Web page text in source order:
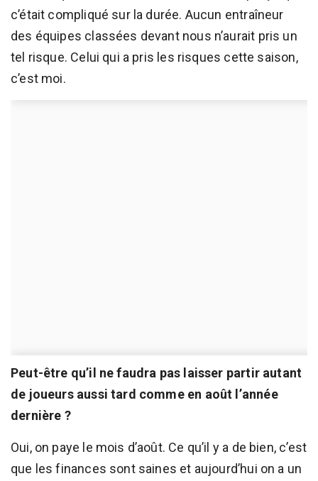
c’était compliqué sur la durée. Aucun entraîneur
des équipes classées devant nous n’aurait pris un
tel risque. Celui qui a pris les risques cette saison,
c’est moi.
Peut-être qu’il ne faudra pas laisser partir autant
de joueurs aussi tard comme en août l’année
dernière ?
Oui, on paye le mois d’août. Ce qu’il y a de bien, c’est
que les finances sont saines et aujourd’hui on a un